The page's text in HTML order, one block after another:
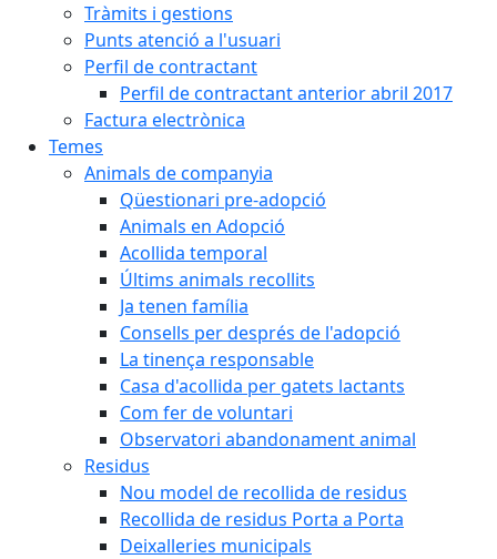
Tràmits i gestions
Punts atenció a l'usuari
Perfil de contractant
Perfil de contractant anterior abril 2017
Factura electrònica
Temes
Animals de companyia
Qüestionari pre-adopció
Animals en Adopció
Acollida temporal
Últims animals recollits
Ja tenen família
Consells per després de l'adopció
La tinença responsable
Casa d'acollida per gatets lactants
Com fer de voluntari
Observatori abandonament animal
Residus
Nou model de recollida de residus
Recollida de residus Porta a Porta
Deixalleries municipals